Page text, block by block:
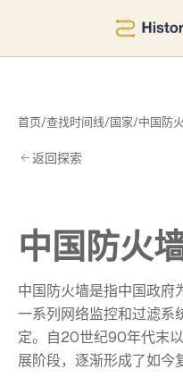
首页/查找时间线/国家/中国防
返回探索
中国防火
中国防火墙是指中国政府
一系列网络监控和过滤系
定。自20世纪90年代末
展阶段，逐渐形成了如今